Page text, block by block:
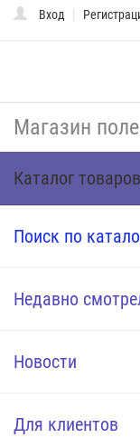
Вход |
Магазин
Каталог товаров
Поиск по
Недавно
Новости
Для клиентов